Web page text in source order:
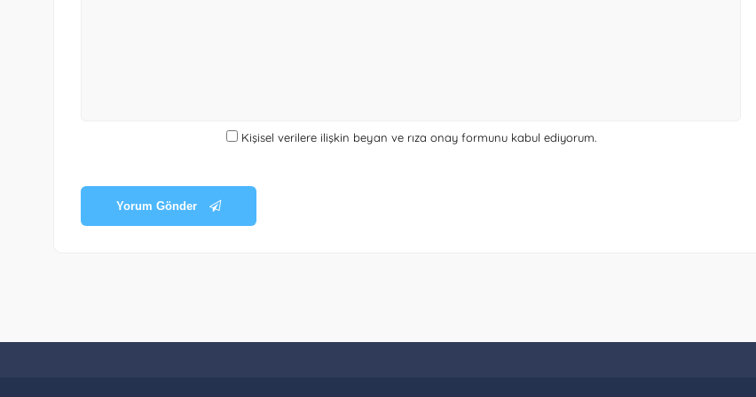
Kişisel verilere ilişkin beyan ve rıza onay formunukabul ediyorum.
Yorum Gönder